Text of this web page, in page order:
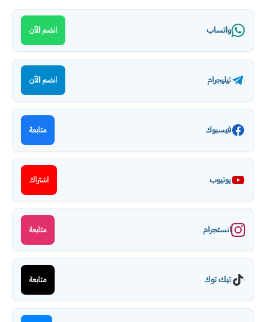
واتساب انضم الآن
تيليجرام انضم الآن
فيسبوك متابعة
يوتيوب اشتراك
انستجرام متابعة
تيك توك متابعة